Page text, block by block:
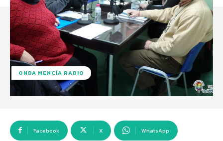
ONDA MENCÍA RADIO
Facebook X WhatsApp